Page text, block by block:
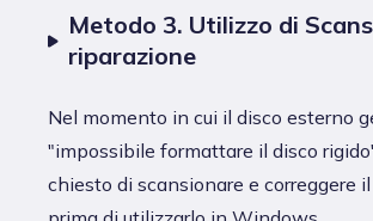
Metodo 3. Utilizzo di
riparazione
Nel momento in cui il disco esterno
"impossibile formattare il disco
chiesto di scansionare e correggere